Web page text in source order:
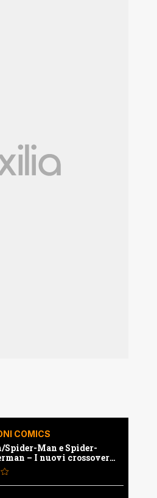
COMICS
Spider-Man e Spider-
– I nuovi crossover
| Recensione